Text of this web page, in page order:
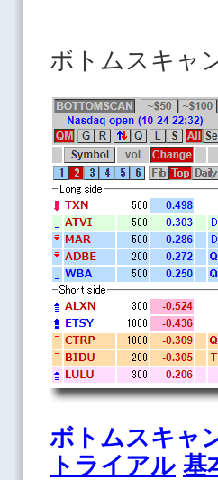
ボトムスキ
ボトムスキャ
トライアル 基